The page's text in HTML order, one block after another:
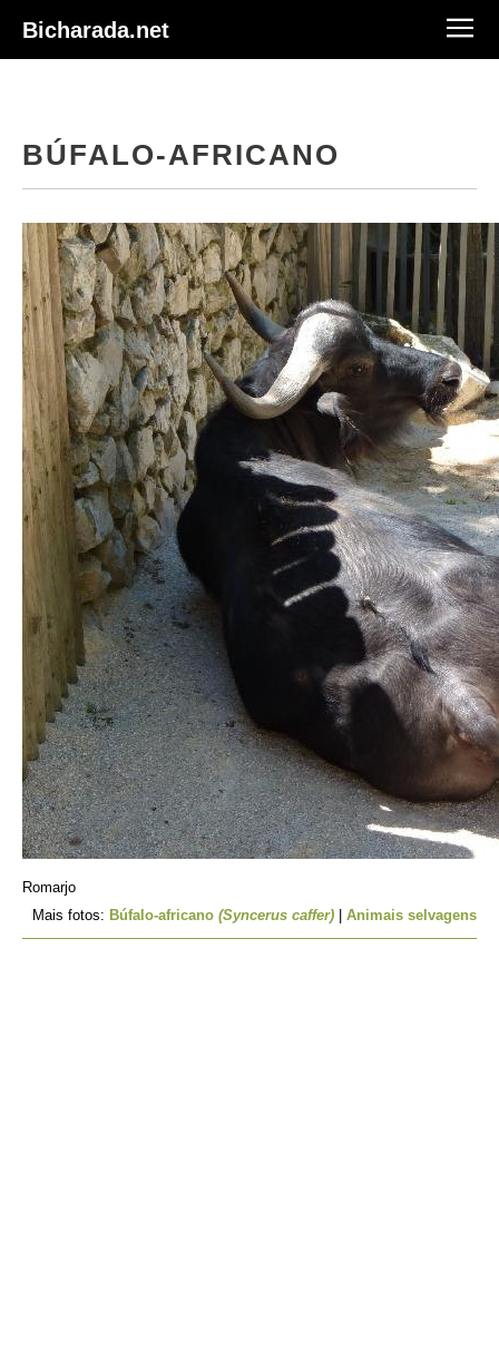
Bicharada.net
BÚFALO-AFRICANO
Romarjo
Mais fotos: Búfalo-africano (Syncerus caffer) Animais selvagens